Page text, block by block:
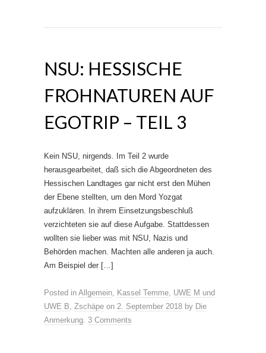
NSU: HESSISCHE
FROHNATUREN AUF
EGOTRIP – TEIL 3
Kein NSU, nirgends. Im Teil 2 wurde
herausgearbeitet, daß sich die Abgeordneten des
Hessischen Landtages gar nicht erst den Mühen
der Ebene stellten, um den Mord Yozgat
aufzuklären. In ihrem Einsetzungsbeschluß
verzichteten sie auf diese Aufgabe. Stattdessen
wollten sie lieber was mit NSU, Nazis und
Behörden machen. Machten alle anderen ja auch.
Am Beispiel der […]
Posted in Allgemein, Kassel Temme, UWE M und
UWE B, Zschäpe on 2. September 2018 by Die
Anmerkung. 3 Comments